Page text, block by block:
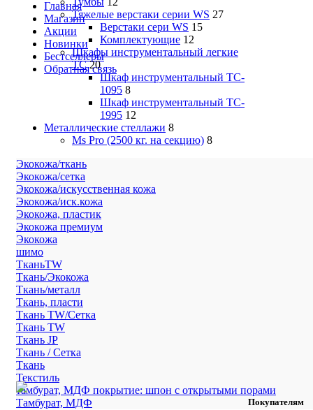
Главная
Магазин
Акции
Новинки
Бестселлеры
Обратная связь
Тяжелые верстаки серии WS 27
Верстаки сери WS 15
Комплектующие 12
Шкафы инструментальный легкие
ТС 20
Шкаф инструментальный TC-
1095 8
Шкаф инструментальный TC-
1995 12
Металлические стеллажи 8
Ms Pro (2500 кг. на секцию) 8
Экокожа/ткань
Экокожа/сетка
Экокожа/искусственная кожа
Экокожа/иск.кожа
Экокожа, пластик
Экокожа премиум
Экокожа
шимо
ТканьTW
Ткань/Экокожа
Ткань/металл
Ткань, пласти
Ткань TW/Сетка
Ткань TW
Ткань JP
Ткань / Сетка
Ткань
Текстиль
тамбурат, МДФ покрытие: шпон с открытыми порами
Тамбурат, МДФ
Покупателям